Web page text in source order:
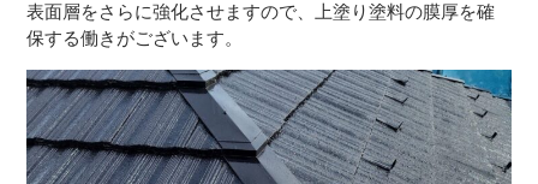
表面層をさらに強化させますので、上塗り塗料の膜厚を確
保する働きがございます。